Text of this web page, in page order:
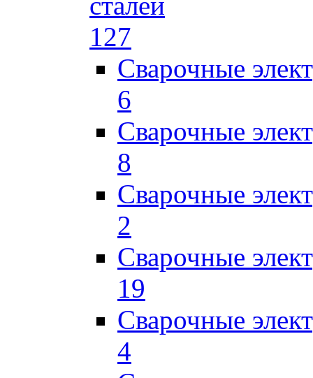
127
Сварочные
6
Сварочные
8
Сварочные
2
Сварочные
19
Сварочные
4